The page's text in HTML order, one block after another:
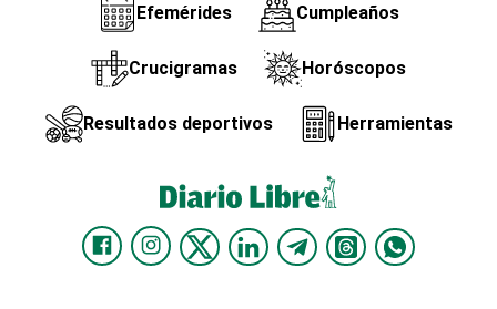
Efemérides Cumpleaños
Crucigramas Horóscopos
Resultados deportivos Herramientas